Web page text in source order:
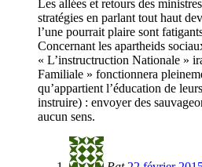
Les allées et retours des
stratégies en parlant tout haut
l’une pourrait plaire sont
Concernant les apartheids
« L’instructruction Nationale »
Familiale » fonctionnera
qu’appartient l’éducation de
instruire) : envoyer des
aucun sens.